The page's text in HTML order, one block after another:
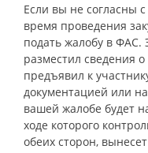
Если вы не согласны
время проведения
подать жалобу в ФАС.
разместил сведения
предъявил к
документацией или
вашей жалобе будет
ходе которого
обеих сторон,